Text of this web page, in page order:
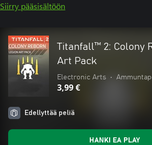
Siirry pääsisältöön
Titanfall™ 2: Colony
Art Pack
Electronic Arts •
3,99 €
Edellyttää peliä
HANKI EA PLAY